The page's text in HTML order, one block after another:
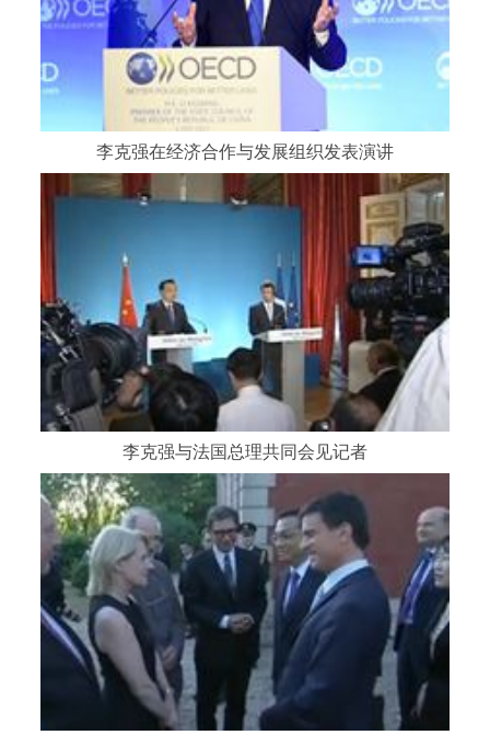
李克强在经济合作与发展组织发表演讲
李克强与法国总理共同会见记者